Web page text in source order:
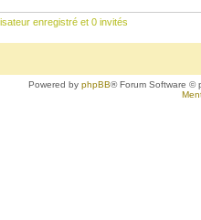
enregistré et 0 invités
Powered byphpBB® Forum Software ©